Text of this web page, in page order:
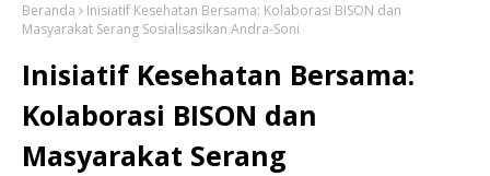
Beranda
Inisiatif Kesehatan Bersama: Kolaborasi BISON dan
Masyarakat Serang Sosialisasikan Andra-Soni
Inisiatif Kesehatan Bersama:
Kolaborasi BISON dan
Masyarakat Serang